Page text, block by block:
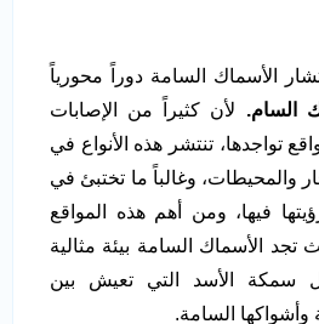
الأسماك السامة دوراً محورياً
السام. لأن كثيراً من الإصابات
تواجدها، تنتشر هذه الأنواع في
والمحيطات، وغالباً ما تختبئ في
فيها، ومن أهم هذه المواقع
تجد الأسماك السامة بيئة مثالية
سمكة الأسد التي تعيش بين
وأشواكها السامة.